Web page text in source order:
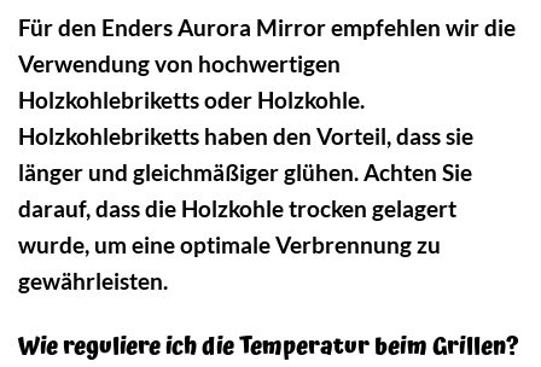
Für den Enders Aurora Mirror empfehlen wir die
Verwendung von hochwertigen
Holzkohlebriketts oder Holzkohle.
Holzkohlebriketts haben den Vorteil, dass sie
länger und gleichmäßiger glühen. Achten Sie
darauf, dass die Holzkohle trocken gelagert
wurde, um eine optimale Verbrennung zu
gewährleisten.
Wie reguliere ich die Temperatur beim Grillen?